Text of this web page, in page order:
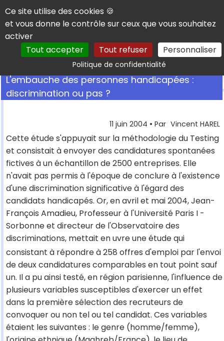
Panneau de gestion des cookies
Ce site utilise des cookies 🍪
et vous donne le contrôle sur ceux que vous souhaitez
activer
Tout accepter
Tout refuser Personnaliser
Politique de confidentialitéRechercher
L'embauche des personnes handicapées :
discrimination ou pas ?
11 juin 2004 • Par Vincent HAREL
Cette étude s'appuyait sur la méthodologie du Testing
et consistait à envoyer des candidatures spontanées
fictives à un échantillon de 2500 entreprises. Elle
n'avait pas permis à l'époque de conclure à l'existence
d'une discrimination significative à l'égard des
candidats handicapés. Or, en avril et mai 2004, Jean-
François Amadieu, Professeur à l'Université Paris I -
Sorbonne et directeur de l'Observatoire des
discriminations, mettait en uvre une étude qui
consistant à répondre à 258 offres d'emploi par l'envoi
de deux candidatures comparables en tout point sauf
un. Il a pu ainsi testé, en région parisienne, l'influence de
plusieurs variables susceptibles d'exercer un effet
dans la première sélection des recruteurs de
convoquer ou non tel ou tel candidat. Ces variables
étaient les suivantes : le genre (homme/femme),